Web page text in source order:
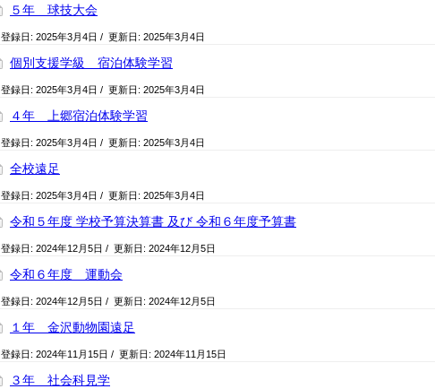
５年 球技大会
登録日: 2025年3月4日 / 更新日: 2025年3月4日
個別支援学級 宿泊体験学習
登録日: 2025年3月4日 / 更新日: 2025年3月4日
４年 上郷宿泊体験学習
登録日: 2025年3月4日 / 更新日: 2025年3月4日
全校遠足
登録日: 2025年3月4日 / 更新日: 2025年3月4日
令和５年度 学校予算決算書 及び 令和６年度予算書
登録日: 2024年12月5日 / 更新日: 2024年12月5日
令和６年度 運動会
登録日: 2024年12月5日 / 更新日: 2024年12月5日
１年 金沢動物園遠足
登録日: 2024年11月15日 / 更新日: 2024年11月15日
３年 社会科見学